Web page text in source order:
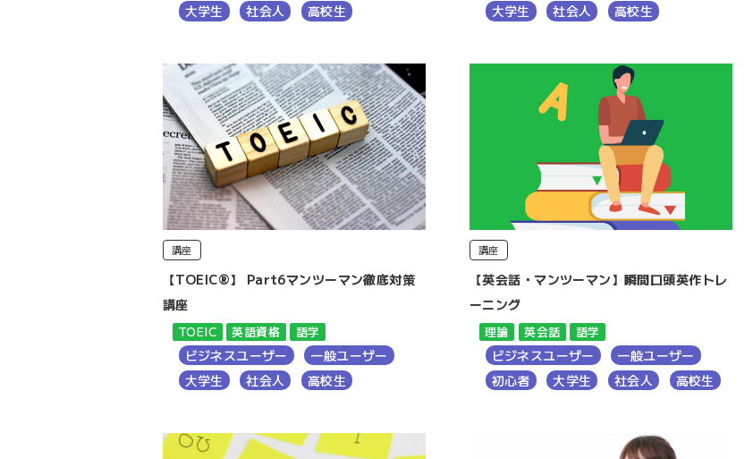
大学生
社会人 高校生
大学生
社会人 高校生
講座
【TOEIC®】 Part6マンツーマン徹底対策
講座
TOEIC 英語資格 語学
ビジネスユーザー
一般ユーザー
大学生
社会人 高校生
講座
【英会話・マンツーマン】瞬間口頭英作トレ
ーニング
理論 英会話 語学
ビジネスユーザー
一般ユーザー
初心者
大学生 社会人 高校生